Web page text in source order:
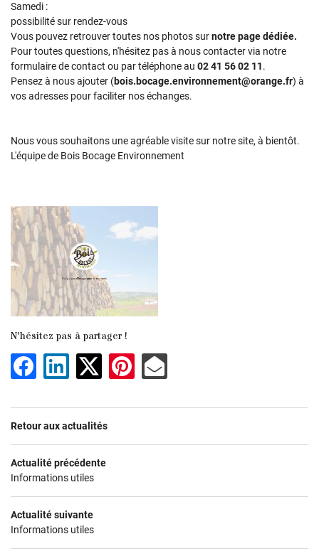
ACCUEIL
BOIS DE CHAUFFAGE
RÉALISATIONS
AVIS
Restez
Rafraîchir le captcha
En cochant cette case, vous consentez à recevoir nos propositions commerciales à
l'adresse email indiqué ci-dessus. Vous pouvez vous désinscrire à tout moment en
utilisant le formulaire de désinscription.
Inscription
Samedi :
possibilité sur rendez-vous
Vous pouvez retrouver toutes nos photos surnotre page dédiée.
Pour toutes questions, n'hésitez pas à nous contacter via notre
formulaire de contact ou par téléphone au 02 41 56 02 11.
Pensez à nous ajouter (bois.bocage.environnement@orange.fr) à
vos adresses pour faciliter nos échanges.
Nous vous souhaitons une agréable visite sur notre site, à bientôt.
L'équipe de Bois Bocage Environnement
N'hésitez pas à partager !
Retour aux actualités
Actualité précédente
Informations utiles
Actualité suivante
Informations utiles